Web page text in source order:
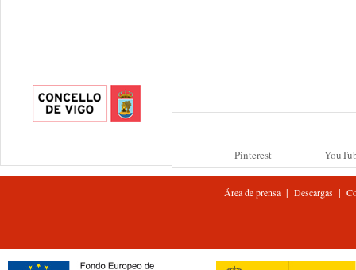
Pinterest
Área de prensa| Descargas|